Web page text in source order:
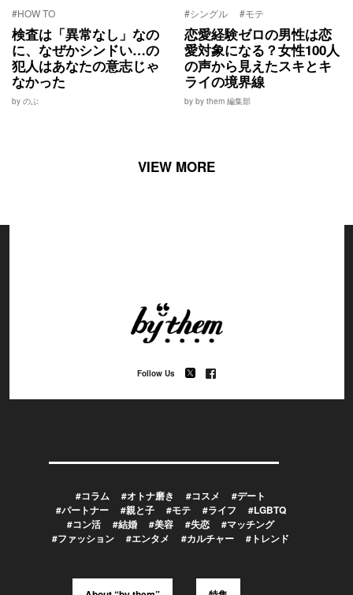
#HOW TO
検査は「異常なし」なの
に、なぜかシンドい…の
犯人はあなたの意志じゃ
なかった
by のぶ
#シングル #モテ
恋愛経験ゼロの男性は恋
愛対象になる？女性100人
の声から見えたスキとキ
ライの境界線
by by them 編集部
VIEW MORE
Follow Us
#コラム #オトナ磨き #コスメ
#デート
#パートナー
#親と子 #モテ #ライフ
#LGBTQ
#コン活
#結婚 #美容 #失恋
#マッチング
#ファッション
#エンタメ #カルチャー #トレンド